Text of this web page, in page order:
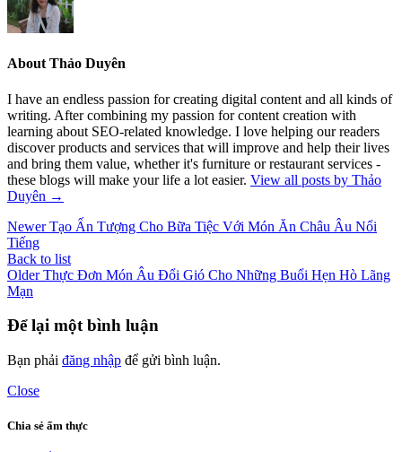
About Thảo Duyên
I have an endless passion for creating digital content and all kinds of
writing. After combining my passion for content creation with
learning about SEO-related knowledge. I love helping our readers
discover products and services that will improve and help their lives
and bring them value, whether it's furniture or restaurant services -
these blogs will make your life a lot easier. View all posts by Thảo
Duyên →
Newer Tạo Ấn Tượng Cho Bữa Tiệc Với Món Ăn Châu Âu Nổi
Tiếng
Back to list
Older Thực Đơn Món Âu Đổi Gió Cho Những Buổi Hẹn Hò Lãng
Mạn
Để lại một bình luận
Bạn phải đăng nhập để gửi bình luận.
Close
Chia sẻ ẩm thực